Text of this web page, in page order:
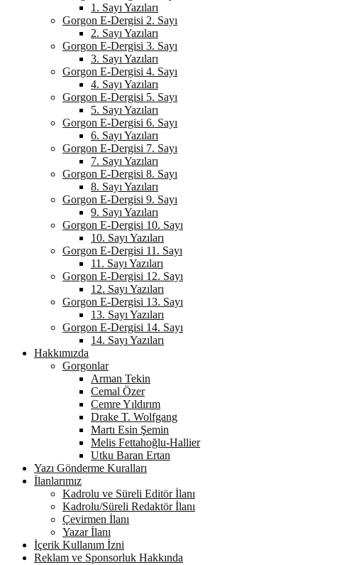
1. Sayı Yazıları
Gorgon E-Dergisi 2. Sayı
2. Sayı Yazıları
Gorgon E-Dergisi 3. Sayı
3. Sayı Yazıları
Gorgon E-Dergisi 4. Sayı
4. Sayı Yazıları
Gorgon E-Dergisi 5. Sayı
5. Sayı Yazıları
Gorgon E-Dergisi 6. Sayı
6. Sayı Yazıları
Gorgon E-Dergisi 7. Sayı
7. Sayı Yazıları
Gorgon E-Dergisi 8. Sayı
8. Sayı Yazıları
Gorgon E-Dergisi 9. Sayı
9. Sayı Yazıları
Gorgon E-Dergisi 10. Sayı
10. Sayı Yazıları
Gorgon E-Dergisi 11. Sayı
11. Sayı Yazıları
Gorgon E-Dergisi 12. Sayı
12. Sayı Yazıları
Gorgon E-Dergisi 13. Sayı
13. Sayı Yazıları
Gorgon E-Dergisi 14. Sayı
14. Sayı Yazıları
Hakkımızda
Gorgonlar
Arman Tekin
Cemal Özer
Cemre Yıldırım
Drake T. Wolfgang
Martı Esin Şemin
Melis Fettahoğlu-Hallier
Utku Baran Ertan
Yazı Gönderme Kuralları
İlanlarımız
Kadrolu ve Süreli Editör İlanı
Kadrolu/Süreli Redaktör İlanı
Çevirmen İlanı
Yazar İlanı
İçerik Kullanım İzni
Reklam ve Sponsorluk Hakkında